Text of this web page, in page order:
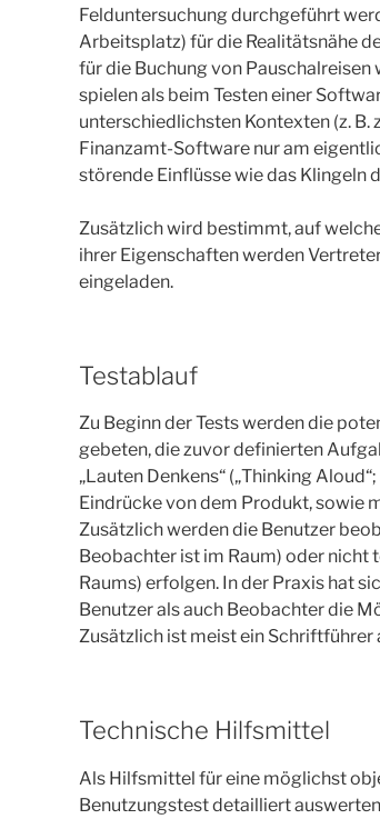
Felduntersuchung durchgeführt
Arbeitsplatz) für die Realitätsnähe
für die Buchung von
spielen als beim Testen einer
unterschiedlichsten Kontexten (z.
Finanzamt-Software nur am
störende Einflüsse wie das Klingeln
Zusätzlich wird bestimmt, auf
ihrer Eigenschaften werden
eingeladen.
Testablauf
Zu Beginn der Tests werden die
gebeten, die zuvor definierten
„Lauten Denkens“ („Thinking
Eindrücke von dem Produkt, sowie
Zusätzlich werden die Benutzer
Beobachter ist im Raum) oder
Raums) erfolgen. In der Praxis hat
Benutzer als auch Beobachter die
Zusätzlich ist meist ein
Technische Hilfsmittel
Als Hilfsmittel für eine möglichst
Benutzungstest detailliert